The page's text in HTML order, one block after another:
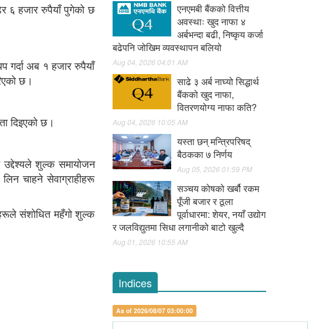
६ हजार रुपैयाँ पुगेको छ
गर्दा अब १ हजार रुपैयाँ
छ।
दिइएको छ।
उद्देश्यले शुल्क समायोजन
चाहने सेवाग्राहीहरू
संशोधित महँगो शुल्क
एनएमबी बैंकको वित्तीय
अवस्थाः खुद नाफा ४
अर्बभन्दा बढी, निष्कृय कर्जा
बढेपनि जोखिम व्यवस्थापन बलियो
Aug 04, 2026 04:01 AM
साढे ३ अर्ब नाघ्यो सिद्धार्थ
बैंकको खुद नाफा,
वितरणयोग्य नाफा कति?
Aug 04, 2026 10:05 AM
यस्ता छन् मन्त्रिपरिषद्
बैठकका ७ निर्णय
Aug 05, 2026 01:59 PM
सञ्चय कोषको खर्बौ रकम
पूँजी बजार र ठूला
पूर्वाधारमा: शेयर, नयाँ उद्योग
र जलविद्युतमा सिधा लगानीको बाटो खुल्दै
Aug 01, 2026 10:55 AM
Indices
As of 2026/08/07 03:00:00